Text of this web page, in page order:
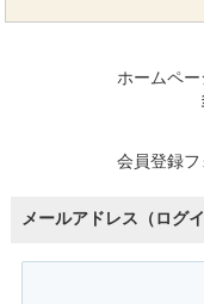
ホームペ
会員登録フ
メールアドレス（ログイ